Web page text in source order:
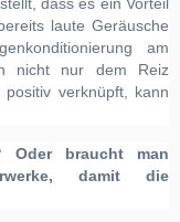
laute Geräusche
am
nicht nur dem Reiz
verknüpft, kann
Oder braucht man
damit die